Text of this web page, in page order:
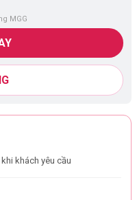
MGG
khách yêu cầu